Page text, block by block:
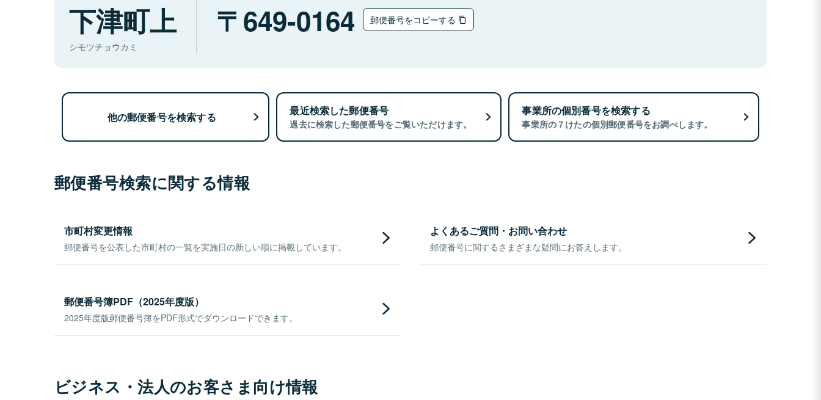
下津町上
シモツチョウカミ
649-0164 郵便番号をコピーする
他の郵便番号を検索する 最近検索した郵便番号
過去に検索した郵便番号をご覧いただけます。
事業所の個別番号を検索する
事業所の７けたの個別郵便番号をお調べします。
郵便番号検索に関する情報
市町村変更情報
郵便番号を公表した市町村の一覧を実施日の新しい順に掲載しています。
よくあるご質問・お問い合わせ
郵便番号に関するさまざまな疑問にお答えします。
郵便番号簿PDF（2025年度版）
2025年度版郵便番号簿をPDF形式でダウンロードできます。
ビジネス・法人のお客さま向け情報